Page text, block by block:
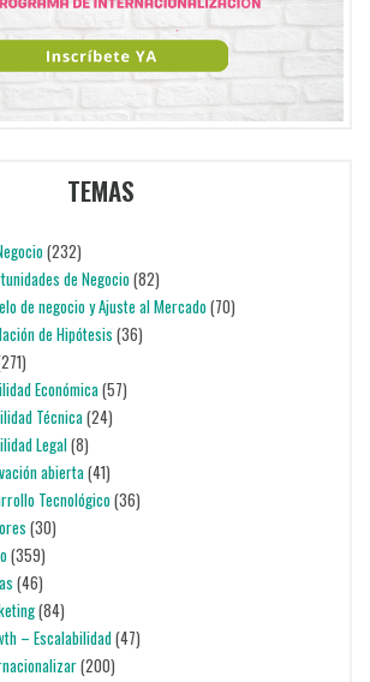
TEMAS
(232)
de Negocio(82)
de negocio y Ajuste al Mercado(70)
de Hipótesis (36)
Económica(57)
Técnica(24)
Legal(8)
abierta(41)
Tecnológico(36)
(30)
(359)
(46)
(84)
– Escalabilidad(47)
(200)